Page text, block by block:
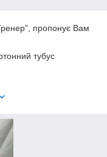
пропонує Вам
тубус
принесуть
з щільного
як